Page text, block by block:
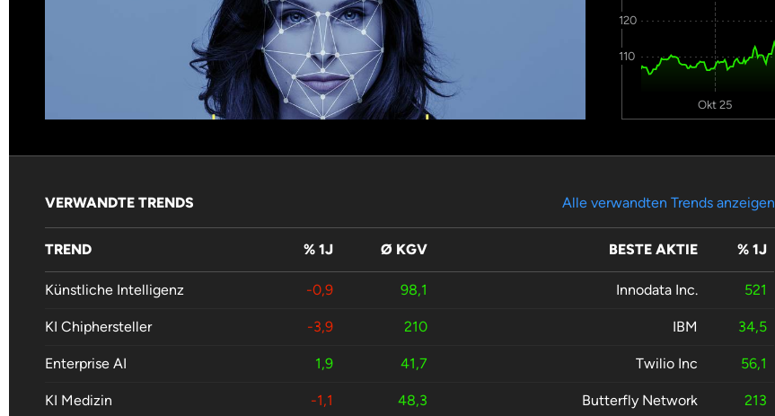
110
120
Okt 25
VERWANDTE TRENDS
TREND % 1J Ø KGV BESTE AKTIE % 1J
Künstliche Intelligenz -0,9 98,1 Innodata Inc. 521
KI Chiphersteller -3,9 210 IBM 34,5
Enterprise AI 1,9 41,7 Twilio Inc 56,1
KI Medizin -1,1 48,3 Butterfly Network 213
Alle verwandten Trends anzeigen